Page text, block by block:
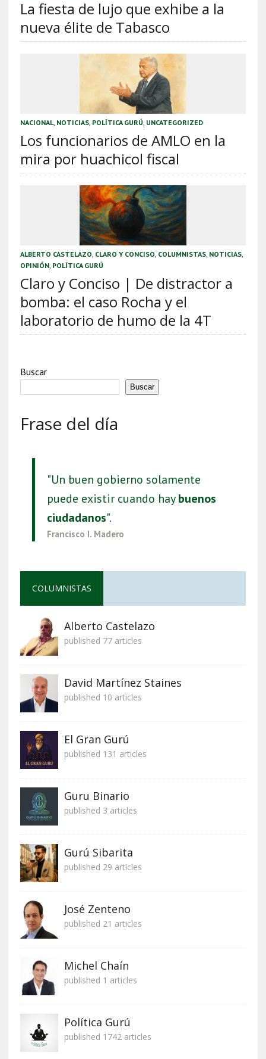
La fiesta de lujo que exhibe a la
nueva élite de Tabasco
NACIONAL, NOTICIAS, POLÍTICA GURÚ UNCATEGORIZED
Los funcionarios de AMLO en la
mira por huachicol fiscal
ALBERTO CASTELAZO CLARO Y CONCISO COLUMNISTAS, NOTICIAS,
OPINIÓN, POLÍTICA GURÚ
Claro y Conciso | De distractor a
bomba: el caso Rocha y el
laboratorio de humo de la 4T
Buscar
Buscar
Frase del día
"Un buen gobierno solamente
puede existir cuando haybuenos
ciudadanos".
Francisco I. Madero
COLUMNISTAS
Alberto Castelazo
published 77 articles
David Martínez Staines
published 10 articles
El Gran Gurú
published 131 articles
Guru Binario
published 3 articles
Gurú Sibarita
published 29 articles
José Zenteno
published 21 articles
Michel Chaín
published 1 articles
Política Gurú
published 1742 articles